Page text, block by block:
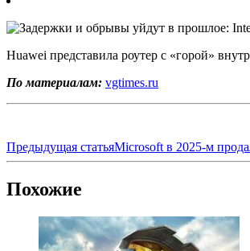
Huawei представила роутер с «горой»
По материалам: vgtimes.ru
Предыдущая статьяMicrosoft в 2025-м
Похожие